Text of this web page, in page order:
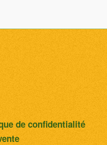
de confidentialité